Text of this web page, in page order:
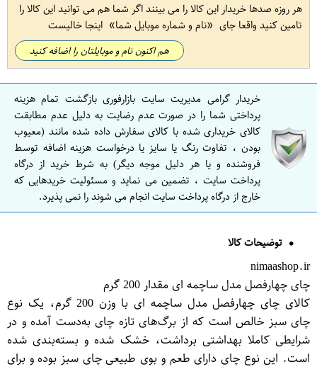
هر روزه صدها خریدار این کالا را می بینند اگر شما هم می توانید این کالا را
تامین کنید واقعا جای
نام و شماره موبایل شما اینجا خالیست
هم اکنون نام و موبایلتان را اضافه کنید
خریدار گرامی مدیریت سایت بازارفوری بازگشت تمام هزینه
پرداختی شما را در صورت عدم رضایت به دلیل عدم مطابقت
کالای خریداری شده با کالای سفارش داده شده مانند (معیوب
بودن ، تفاوت رنگ یا سایز یا درخواست هزینه اضافه توسط
فروشنده و یا هر دلیل موجه دیگر) به شرط خرید از درگاه
پرداخت سایت ، تضمین می نماید و مسئولیت خریدهایی که
خارج از درگاه پرداخت سایت انجام می شوند را نمی پذیرد.
توضیحات کالا
nimaashop.ir
چای چهارفصل مدل ساچمه ای مقدار 200 گرم
کالای چای چهارفصل مدل ساچمه ای با وزن 200 گرم، یک نوع
چای سبز خالص است که از برگ‌های تازه چای به‌دست آمده و در
شرایطی کاملا بهداشتی برداشت، خشک شده و بسته‌بندی شده
است. این نوع چای دارای طعم و بوی طبیعی چای سبز بوده و برای